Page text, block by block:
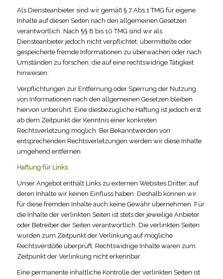
Als Diensteanbieter sind wir gemäß § 7 Abs.1 TMG für eigene
Inhalte auf diesen Seiten nach den allgemeinen Gesetzen
verantwortlich. Nach §§ 8 bis 10 TMG sind wir als
Diensteanbieter jedoch nicht verpflichtet, übermittelte oder
gespeicherte fremde Informationen zu überwachen oder nach
Umständen zu forschen, die auf eine rechtswidrige Tätigkeit
hinweisen.
Verpflichtungen zur Entfernung oder Sperrung der Nutzung
von Informationen nach den allgemeinen Gesetzen bleiben
hiervon unberührt. Eine diesbezügliche Haftung ist jedoch erst
ab dem Zeitpunkt der Kenntnis einer konkreten
Rechtsverletzung möglich. Bei Bekanntwerden von
entsprechenden Rechtsverletzungen werden wir diese Inhalte
umgehend entfernen.
Haftung für Links
Unser Angebot enthält Links zu externen Websites Dritter, auf
deren Inhalte wir keinen Einfluss haben. Deshalb können wir
für diese fremden Inhalte auch keine Gewähr übernehmen. Für
die Inhalte der verlinkten Seiten ist stets der jeweilige Anbieter
oder Betreiber der Seiten verantwortlich. Die verlinkten Seiten
wurden zum Zeitpunkt der Verlinkung auf mögliche
Rechtsverstöße überprüft. Rechtswidrige Inhalte waren zum
Zeitpunkt der Verlinkung nicht erkennbar.
Eine permanente inhaltliche Kontrolle der verlinkten Seiten ist